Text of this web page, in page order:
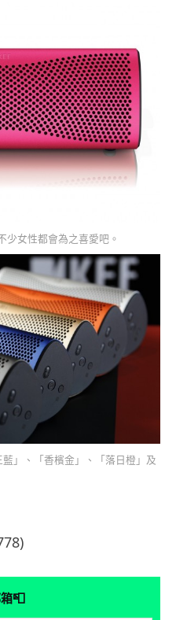
少女性都會為之喜愛吧。
」、「香檳金」、「落日橙」及
📮